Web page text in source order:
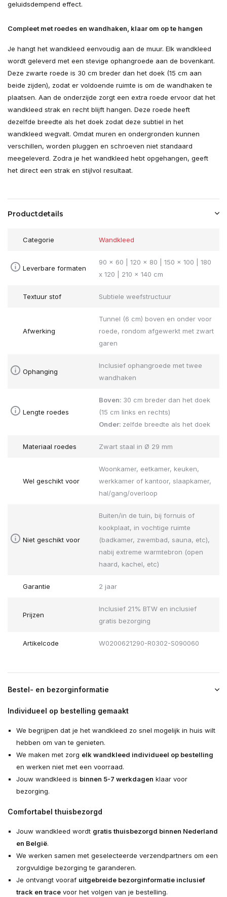
geluidsdempend effect.
Compleet met roedes en wandhaken, klaar om op te hangen
Je hangt het wandkleed eenvoudig aan de muur. Elk wandkleed
wordt geleverd met een stevige ophangroede aan de bovenkant.
Deze zwarte roede is 30 cm breder dan het doek (15 cm aan
beide zijden), zodat er voldoende ruimte is om de wandhaken te
plaatsen. Aan de onderzijde zorgt een extra roede ervoor dat het
wandkleed strak en recht blijft hangen. Deze roede heeft
dezelfde breedte als het doek zodat deze subtiel in het
wandkleed wegvalt. Omdat muren en ondergronden kunnen
verschillen, worden pluggen en schroeven niet standaard
meegeleverd. Zodra je het wandkleed hebt opgehangen, geeft
het direct een strak en stijlvol resultaat.
Productdetails
Categorie Wandkleed
Leverbare formaten
90 x 60 | 120 x 80 | 150 x 100 | 180
x 120 | 210 x 140 cm
Textuur stof Subtiele weefstructuur
Afwerking
Tunnel (6 cm) boven en onder voor
roede, rondom afgewerkt met zwart
garen
Ophanging
Inclusief ophangroede met twee
wandhaken
Lengte roedes
Boven: 30 cm breder dan het doek
(15 cm links en rechts)
Onder: zelfde breedte als het doek
Materiaal roedes Zwart staal in Ø 29 mm
Wel geschikt voor
Woonkamer, eetkamer, keuken,
werkkamer of kantoor, slaapkamer,
hal/gang/overloop
Niet geschikt voor
Buiten/in de tuin, bij fornuis of
kookplaat, in vochtige ruimte
(badkamer, zwembad, sauna, etc),
nabij extreme warmtebron (open
haard, kachel, etc)
Garantie 2 jaar
Prijzen
Inclusief 21% BTW en inclusief
gratis bezorging
Artikelcode W0200621290-R0302-S090060
Bestel- en bezorginformatie
Individueel op bestelling gemaakt
We begrijpen dat je het wandkleed zo snel mogelijk in huis wilt
hebben om van te genieten.
We maken met zorg elk wandkleed individueel op bestelling
en werken niet met een voorraad.
Jouw wandkleed is binnen 5-7 werkdagen klaar voor
bezorging.
Comfortabel thuisbezorgd
Jouw wandkleed wordt gratis thuisbezorgd binnen Nederland
en België.
We werken samen met geselecteerde verzendpartners om een
zorgvuldige bezorging te garanderen.
Je ontvangt vooraf uitgebreide bezorginformatie inclusief
track en tracevoor het volgen van je bestelling.